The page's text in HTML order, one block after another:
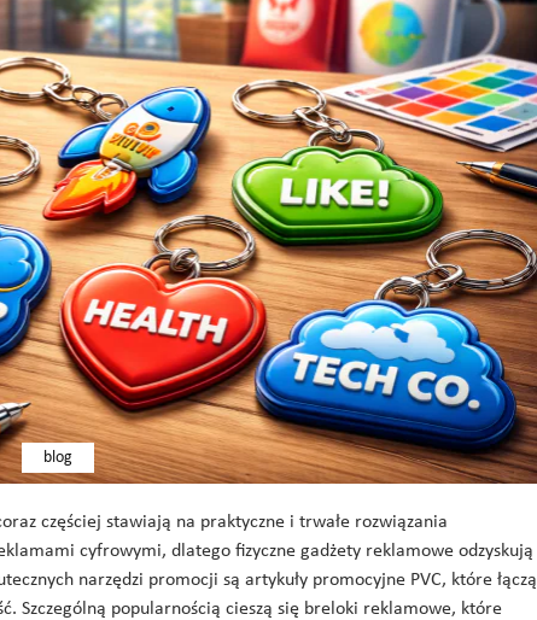
blog
częściej stawiają na praktyczne i trwałe rozwiązania
cyfrowymi, dlatego fizyczne gadżety reklamowe odzyskują
narzędzi promocji są artykuły promocyjne PVC, które łączą
Szczególną popularnością cieszą się breloki reklamowe, które